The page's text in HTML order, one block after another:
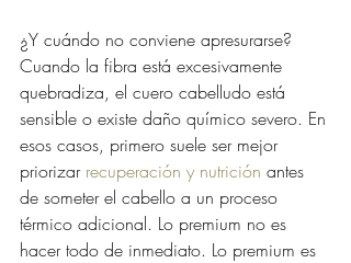
¿Y cuándo no conviene apresurarse?
Cuando la fibra está excesivamente
quebradiza, el cuero cabelludo está
sensible o existe daño químico severo. En
esos casos, primero suele ser mejor
priorizar recuperación y nutrición antes
de someter el cabello a un proceso
térmico adicional. Lo premium no es
hacer todo de inmediato. Lo premium es